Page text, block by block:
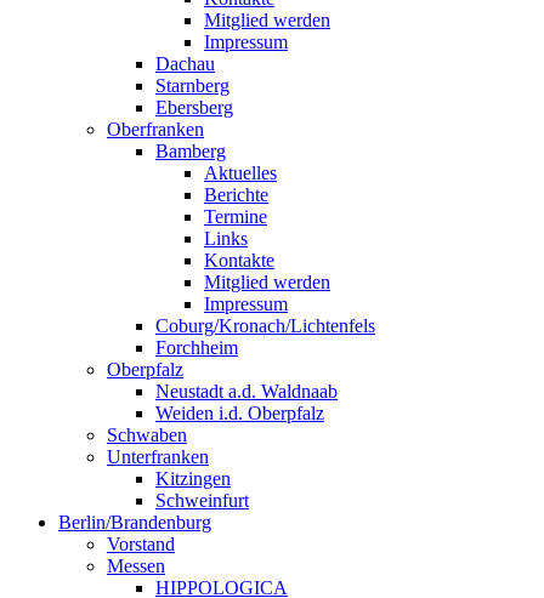
Mitglied werden
Impressum
Dachau
Starnberg
Ebersberg
Oberfranken
Bamberg
Aktuelles
Berichte
Termine
Links
Kontakte
Mitglied werden
Impressum
Coburg/Kronach/Lichtenfels
Forchheim
Oberpfalz
Neustadt a.d. Waldnaab
Weiden i.d. Oberpfalz
Schwaben
Unterfranken
Kitzingen
Schweinfurt
Berlin/Brandenburg
Vorstand
Messen
HIPPOLOGICA